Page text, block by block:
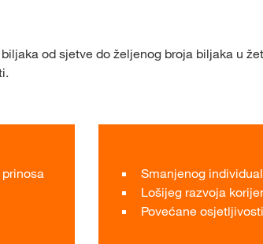
Grupe na
od sjetve do željenog broja biljaka u
Smanjenog
Lošijeg razvoja
Povećane